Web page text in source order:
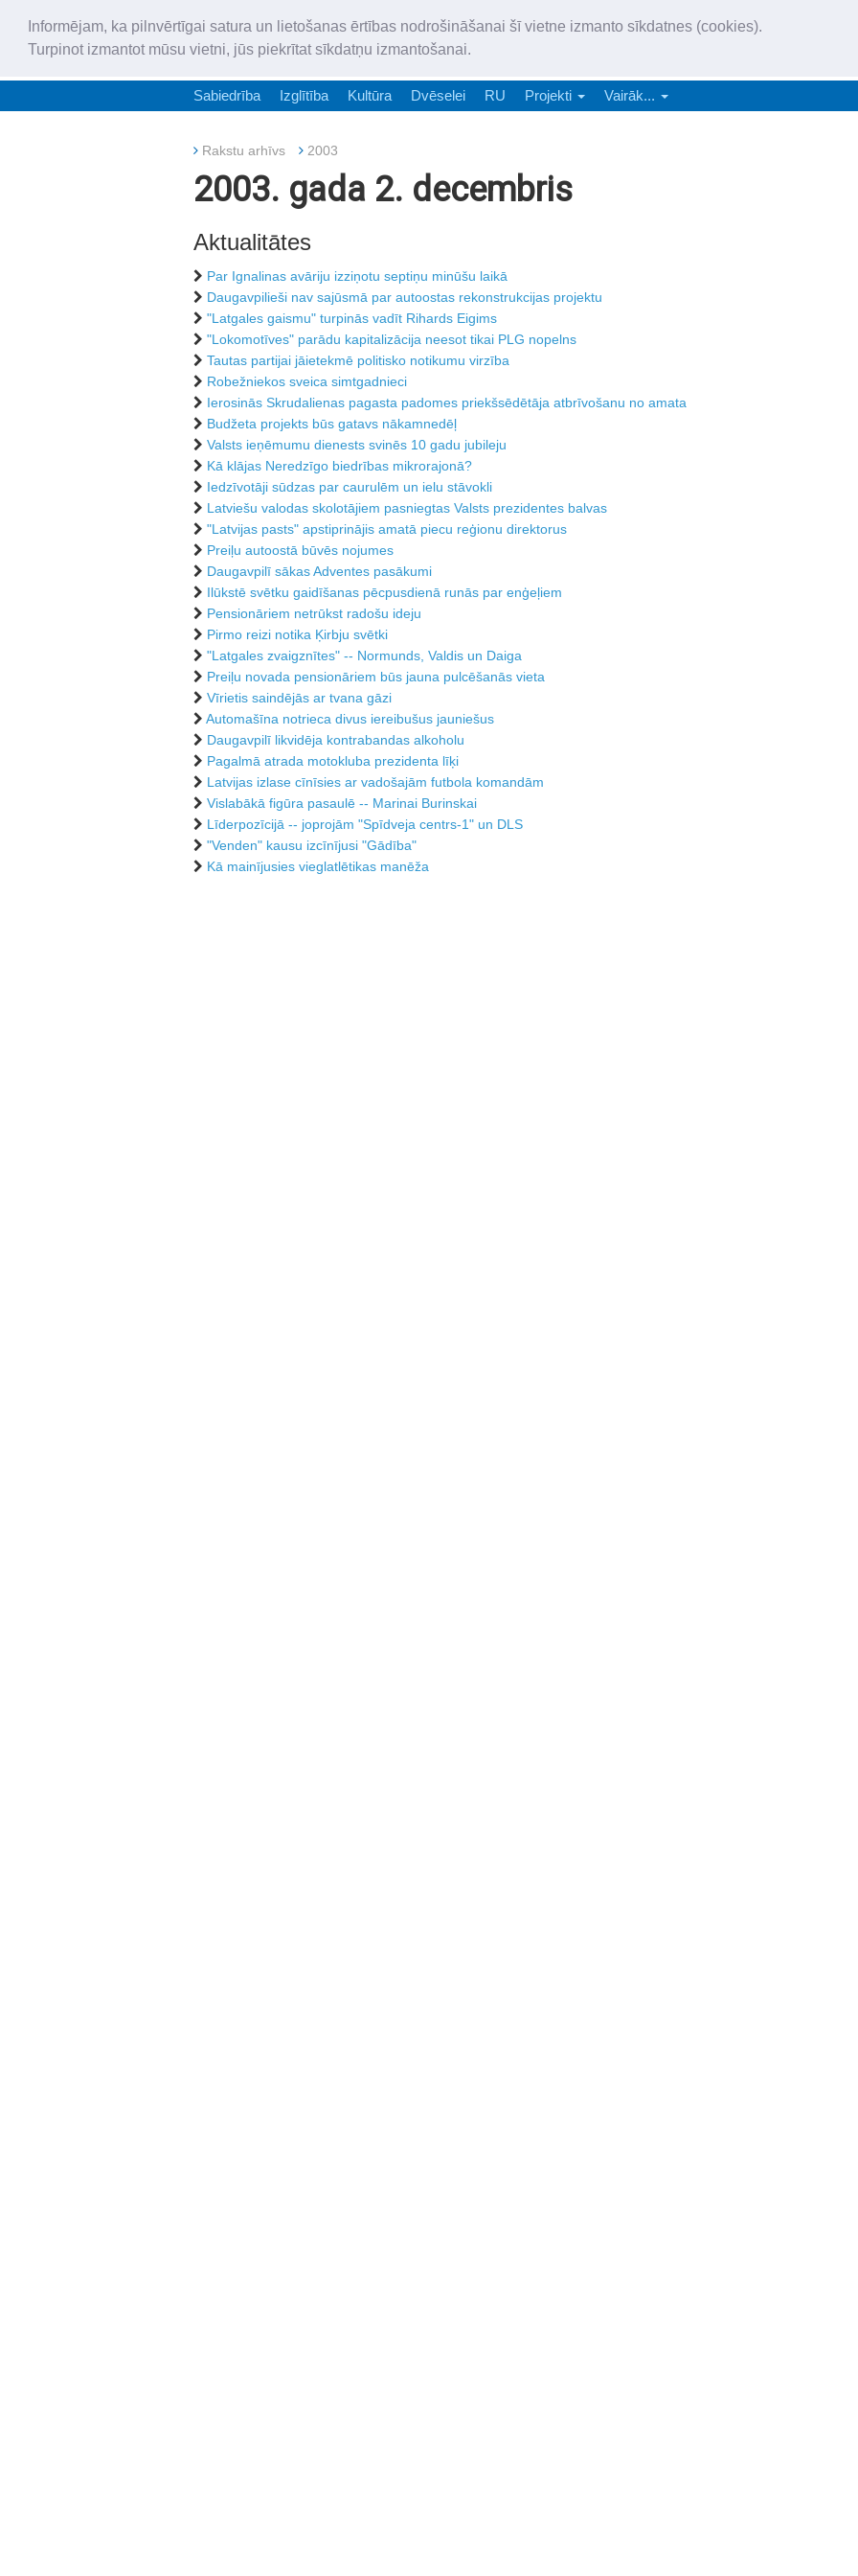
Informējam, ka pilnvērtīgai satura un lietošanas ērtības nodrošināšanai šī vietne izmanto sīkdatnes (cookies).
Turpinot izmantot mūsu vietni, jūs piekrītat sīkdatņu izmantošanai.
„Latgales Laiks” latviešu valodā aptver Daugavpils valstspilsētu,
Sabiedrība Izglītība Kultūra Dvēselei RU Projekti Vairāk...
Rakstu arhīvs 2003
2003. gada 2. decembris
Aktualitātes
Par Ignalinas avāriju izziņotu septiņu minūšu laikā
Daugavpilieši nav sajūsmā par autoostas rekonstrukcijas projektu
"Latgales gaismu" turpinās vadīt Rihards Eigims
"Lokomotīves" parādu kapitalizācija neesot tikai PLG nopelns
Tautas partijai jāietekmē politisko notikumu virzība
Robežniekos sveica simtgadnieci
Ierosinās Skrudalienas pagasta padomes priekšsēdētāja atbrīvošanu no amata
Budžeta projekts būs gatavs nākamnedēļ
Valsts ieņēmumu dienests svinēs 10 gadu jubileju
Kā klājas Neredzīgo biedrības mikrorajonā?
Iedzīvotāji sūdzas par caurulēm un ielu stāvokli
Latviešu valodas skolotājiem pasniegtas Valsts prezidentes balvas
"Latvijas pasts" apstiprinājis amatā piecu reģionu direktorus
Preiļu autoostā būvēs nojumes
Daugavpilī sākas Adventes pasākumi
Ilūkstē svētku gaidīšanas pēcpusdienā runās par enģeļiem
Pensionāriem netrūkst radošu ideju
Pirmo reizi notika Ķirbju svētki
"Latgales zvaigznītes" -- Normunds, Valdis un Daiga
Preiļu novada pensionāriem būs jauna pulcēšanās vieta
Vīrietis saindējās ar tvana gāzi
Automašīna notrieca divus iereibušus jauniešus
Daugavpilī likvidēja kontrabandas alkoholu
Pagalmā atrada motokluba prezidenta līķi
Latvijas izlase cīnīsies ar vadošajām futbola komandām
Vislabākā figūra pasaulē -- Marinai Burinskai
Līderpozīcijā -- joprojām "Spīdveja centrs-1" un DLS
"Venden" kausu izcīnījusi "Gādība"
Kā mainījusies vieglatlētikas manēža